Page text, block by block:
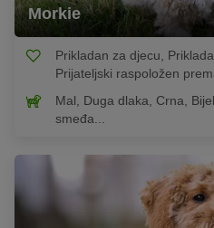
Morkie
Prikladan za djecu,
Prijateljski raspoložen
Mal, Duga dlaka, Crna,
smeđa...